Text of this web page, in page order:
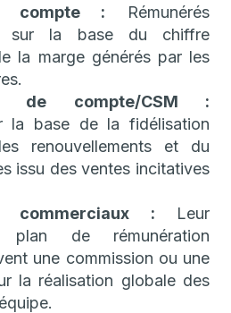
compte : Rémunérés
sur la base du chiffre
la marge générés par les
de compte/CSM :
la base de la fidélisation
renouvellements et du
issu des ventes incitatives
commerciaux : Leur
plan de rémunération
une commission ou une
la réalisation globale des